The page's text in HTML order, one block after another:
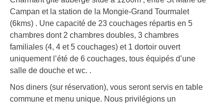
Campan et la station de la Mongie-Grand Tourmalet
(6kms) . Une capacité de 23 couchages répartis en 5
chambres dont 2 chambres doubles, 3 chambres
familiales (4, 4 et 5 couchages) et 1 dortoir ouvert
uniquement l’été de 6 couchages, tous équipés d’une
salle de douche et wc. .
Nos diners (sur réservation), vous seront servis en table
commune et menu unique. Nous privilégions un